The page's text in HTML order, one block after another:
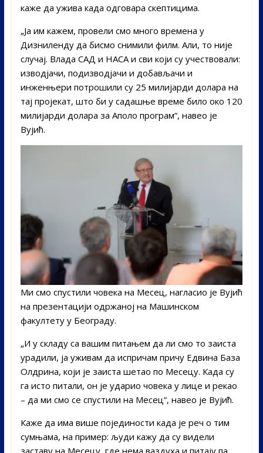
каже да ужива када одговара скептицима.
„Ја им кажем, провели смо много времена у
Дизниленду да бисмо снимили филм. Али, то није
случај. Влада САД и НАСА и сви који су учествовали:
изводјачи, подизводјачи и добављачи и
инженњери потрошили су 25 милијарди долара на
тај пројекат, што би у садашње време било око 120
милијарди долара за Аполо програм“, навео је
Вујић.
Ми смо спустили човека на Месец, нагласио је Вујић
на презентацији одржаној на Машинском
факултету у Београду.
„И у складу са вашим питањем да ли смо то заиста
урадили, ја уживам да испричам причу Едвина База
Олдрина, који је заиста шетао по Месецу. Када су
га исто питали, он је ударио човека у лице и рекао
– да ми смо се спустили на Месец“, навео је Вујић.
Каже да има више појединости када је реч о тим
сумњама, на пример: људи кажу да су видели
заставу на Месецу, где нема ваздуха и питају па